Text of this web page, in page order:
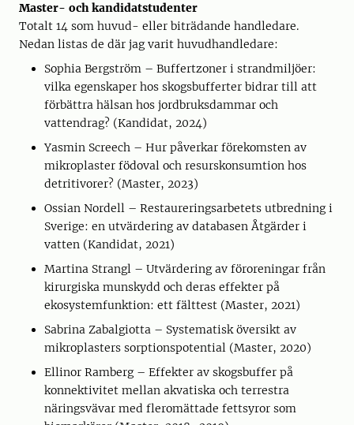
Master- och kandidatstudenter
Totalt 14 som huvud- eller biträdande handledare.
Nedan listas de där jag varit huvudhandledare:
Sophia Bergström – Buffertzoner i strandmiljöer:
vilka egenskaper hos skogsbufferter bidrar till att
förbättra hälsan hos jordbruksdammar och
vattendrag? (Kandidat, 2024)
Yasmin Screech – Hur påverkar förekomsten av
mikroplaster födoval och resurskonsumtion hos
detritivorer? (Master, 2023)
Ossian Nordell – Restaureringsarbetets utbredning i
Sverige: en utvärdering av databasen Åtgärder i
vatten (Kandidat, 2021)
Martina Strangl – Utvärdering av föroreningar från
kirurgiska munskydd och deras effekter på
ekosystemfunktion: ett fälttest (Master, 2021)
Sabrina Zabalgiotta – Systematisk översikt av
mikroplasters sorptionspotential (Master, 2020)
Ellinor Ramberg – Effekter av skogsbuffer på
konnektivitet mellan akvatiska och terrestra
näringsvävar med fleromättade fettsyror som